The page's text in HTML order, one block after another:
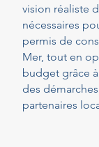
vision réaliste
nécessaires
permis de
Mer, tout en
budget grâce
des
partenaires